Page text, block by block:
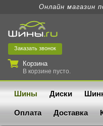
Онлайн магазин
Заказать звонок
Корзина
В корзине пусто.
Шины Диски
Оплата Доставка